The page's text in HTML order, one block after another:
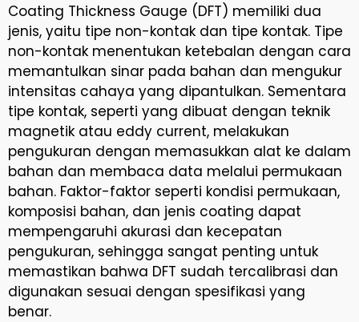
Coating Thickness Gauge (DFT) memiliki dua
jenis, yaitu tipe non-kontak dan tipe kontak. Tipe
non-kontak menentukan ketebalan dengan cara
memantulkan sinar pada bahan dan mengukur
intensitas cahaya yang dipantulkan. Sementara
tipe kontak, seperti yang dibuat dengan teknik
magnetik atau eddy current, melakukan
pengukuran dengan memasukkan alat ke dalam
bahan dan membaca data melalui permukaan
bahan. Faktor-faktor seperti kondisi permukaan,
komposisi bahan, dan jenis coating dapat
mempengaruhi akurasi dan kecepatan
pengukuran, sehingga sangat penting untuk
memastikan bahwa DFT sudah tercalibrasi dan
digunakan sesuai dengan spesifikasi yang
benar.